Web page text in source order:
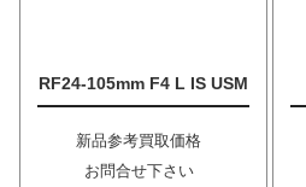
RF24-105mm F4 L IS USM
新品参考買取価格
お問合せ下さい